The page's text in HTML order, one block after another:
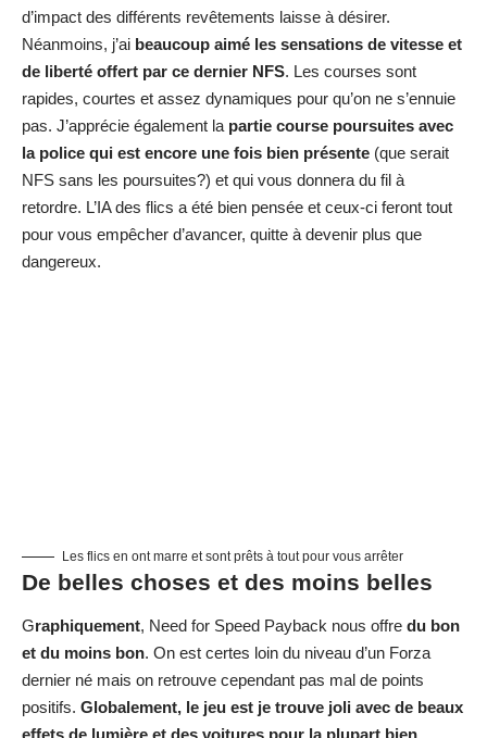
d’impact des différents revêtements laisse à désirer.
Néanmoins, j’ai beaucoup aimé les sensations de vitesse et
de liberté offert par ce dernier NFS. Les courses sont
rapides, courtes et assez dynamiques pour qu’on ne s’ennuie
pas. J’apprécie également la partie course poursuites avec
la police qui est encore une fois bien présente (que serait
NFS sans les poursuites?) et qui vous donnera du fil à
retordre. L’IA des flics a été bien pensée et ceux-ci feront tout
pour vous empêcher d’avancer, quitte à devenir plus que
dangereux.
Les flics en ont marre et sont prêts à tout pour vous arrêter
De belles choses et des moins belles
Graphiquement, Need for Speed Payback nous offre du bon
et du moins bon. On est certes loin du niveau d’un Forza
dernier né mais on retrouve cependant pas mal de points
positifs. Globalement, le jeu est je trouve joli avec de beaux
effets de lumière et des voitures pour la plupart bien